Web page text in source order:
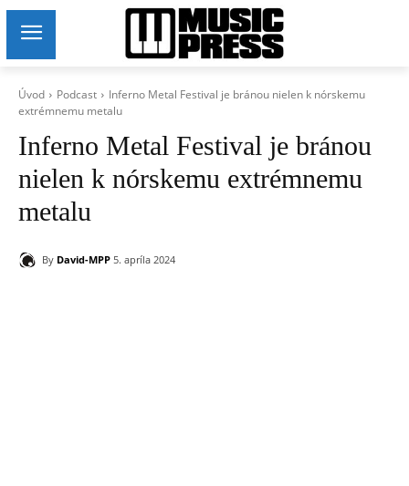
Úvod Podcast
Inferno Metal Festival je bránou nielen k nórskemu
extrémnemu metalu
Inferno Metal Festival je bránou
nielen k nórskemu extrémnemu
metalu
By David-MPP 5. apríla 2024